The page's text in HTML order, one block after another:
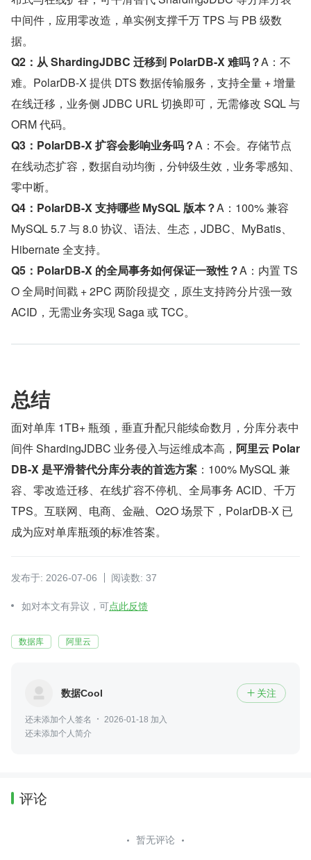
中间件，应用零改造，单实例支撑千万 TPS 与 PB 级数
据。
Q2：从 ShardingJDBC 迁移到 PolarDB-X 难吗？A：不
难。PolarDB-X 提供 DTS 数据传输服务，支持全量 + 增量
在线迁移，业务侧 JDBC URL 切换即可，无需修改 SQL 与
ORM 代码。
Q3：PolarDB-X 扩容会影响业务吗？A：不会。存储节点
在线动态扩容，数据自动均衡，分钟级生效，业务零感知、
零中断。
Q4：PolarDB-X 支持哪些 MySQL 版本？A：100% 兼容
MySQL 5.7 与 8.0 协议、语法、生态，JDBC、MyBatis、
Hibernate 全支持。
Q5：PolarDB-X 的全局事务如何保证一致性？A：内置 TS
O 全局时间戳 + 2PC 两阶段提交，原生支持跨分片强一致
ACID，无需业务实现 Saga 或 TCC。
总结
面对单库 1TB+ 瓶颈，垂直升配只能续命数月，分库分表中
间件 ShardingJDBC 业务侵入与运维成本高， 阿里云 Polar
DB-X 是平滑替代分库分表的首选方案 ：100% MySQL 兼
容、零改造迁移、在线扩容不停机、全局事务 ACID、千万
TPS。互联网、电商、金融、O2O 场景下，PolarDB-X 已
成为应对单库瓶颈的标准答案。
发布于: 2026-07-06 阅读数: 37
如对本文有异议，可点此反馈
数据库 阿里云
数据Cool  关注
还未添加个人签名
2026-01-18 加入
还未添加个人简介
评论
暂无评论